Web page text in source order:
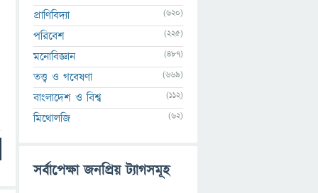
প্রাণিবিদ্যা (620)
পরিবেশ (225)
মনোবিজ্ঞান (487)
তত্ত্ব ও গবেষণা (669)
বাংলাদেশ ও বিশ্ব (112)
মিথোলজি (62)
সর্বাপেক্ষা জনপ্রিয় ট্যাগসমূহ